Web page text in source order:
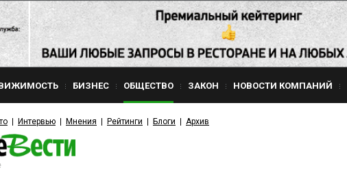
БИЗНЕС ОБЩЕСТВО ЗАКОН НОВОСТИ КОМПАНИЙ
Интервью Мнения Рейтинги Блоги Архив